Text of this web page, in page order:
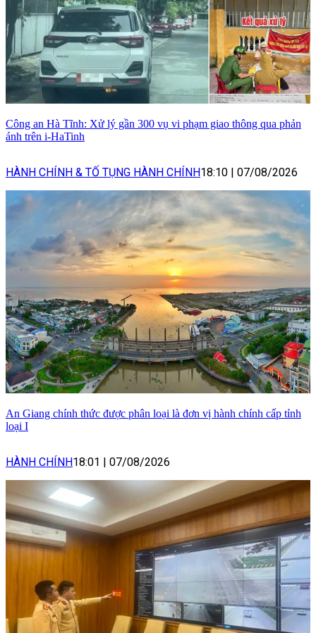
Công an Hà Tĩnh: Xử lý gần 300 vụ vi phạm giao thông qua phản
ánh trên i-HaTinh
HÀNH CHÍNH & TỐ TỤNG HÀNH CHÍNH18:10 07/08/2026
An Giang chính thức được phân loại là đơn vị hành chính cấp tỉnh
loại I
HÀNH CHÍNH18:01 07/08/2026